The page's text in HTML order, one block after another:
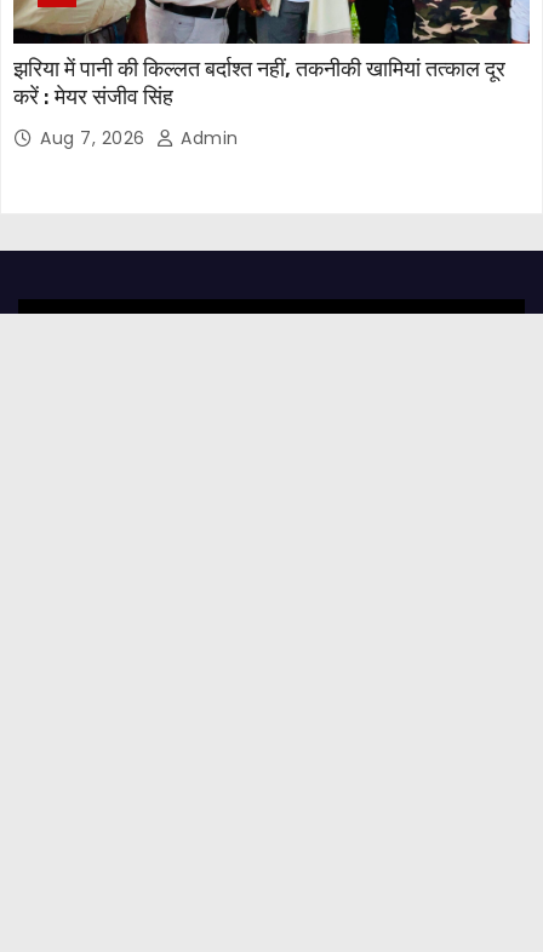
झरिया में पानी की किल्लत बर्दाश्त नहीं, तकनीकी खामियां तत्काल दूर
करें : मेयर संजीव सिंह
Aug 7, 2026 Admin